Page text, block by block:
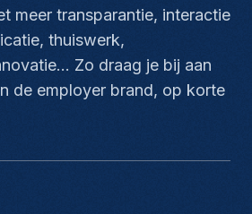
meer transparantie, interactie
thuiswerk,
Zo draag je bij aan
de employer brand, op korte